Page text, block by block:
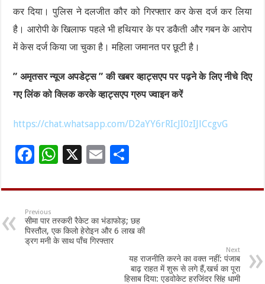
कर दिया। पुलिस ने दलजीत कौर को गिरफ्तार कर केस दर्ज कर लिया
है। आरोपी के खिलाफ पहले भी हथियार के पर डकैती और गबन के आरोप
में केस दर्ज किया जा चुका है। महिला जमानत पर छूटी है।
” अमृतसर न्यूज अपडेट्स ” की खबर व्हाट्सएप पर पढ़ने के लिए नीचे दिए
गए लिंक को क्लिक करके व्हाट्सएप ग्रुप ज्वाइन करें
https://chat.whatsapp.com/D2aYY6rRIcJI0zIJlCcgvG
F
e
b
o
o
W
at
sA
p
p
X
E
ai
l
ar
Previous
सीमा पार तस्करी रैकेट का भंडाफोड़; छह
पिस्तौल, एक किलो हेरोइन और 6 लाख की
ड्रग मनी के साथ पाँच गिरफ्तार
Next
यह राजनीति करने का वक्त नहीं: पंजाब
बाढ़ राहत में शुरू से लगे हैं,खर्च का पूरा
हिसाब दिया: एडवोकेट हरजिंदर सिंह धामी